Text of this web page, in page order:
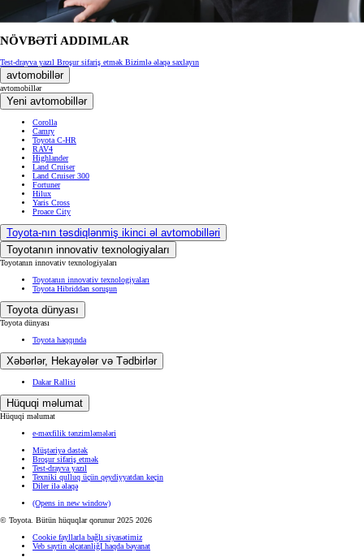
NÖVBƏTİ ADDIMLAR
Test-drayva yazıl Broşur sifariş etmək Bizimlə əlaqə saxlayın
avtomobillər
avtomobillər
Yeni avtomobillər
Corolla
Camry
Toyota C-HR
RAV4
Highlander
Land Cruiser
Land Cruiser 300
Fortuner
Hilux
Yaris Cross
Proace City
Toyota-nın təsdiqlənmiş ikinci əl avtomobilləri
Toyotanın innovativ texnologiyaları
Toyotanın innovativ texnologiyaları
Toyotanın innovativ texnologiyaları
Toyota Hibriddən soruşun
Toyota dünyası
Toyota dünyası
Toyota haqqında
Xəbərlər, Hekayələr və Tədbirlər
Dakar Rallisi
Hüquqi məlumat
Hüquqi məlumat
e-məxfilik tənzimləmələri
Müştəriyə dəstək
Broşur sifariş etmək
Test-drayva yazıl
Texniki qulluq üçün qeydiyyatdan keçin
Diler ilə əlaqə
(Opens in new window)
© Toyota. Bütün hüquqlar qorunur 2025 2026
Cookie fayllarla bağlı siyasətimiz
Veb saytin əlçatanliğI haqda bəyanat